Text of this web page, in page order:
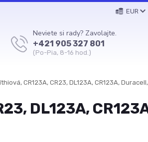
EUR
Neviete si rady? Zavolajte.
+421 905 327 801
(Po-Pia, 8-16 hod.)
CR123A, CR23, DL123A, CR123A,
DL123A,